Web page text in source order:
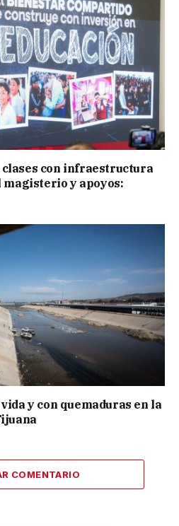
con infraestructura
y apoyos:
y con quemaduras en la
COMENTARIO